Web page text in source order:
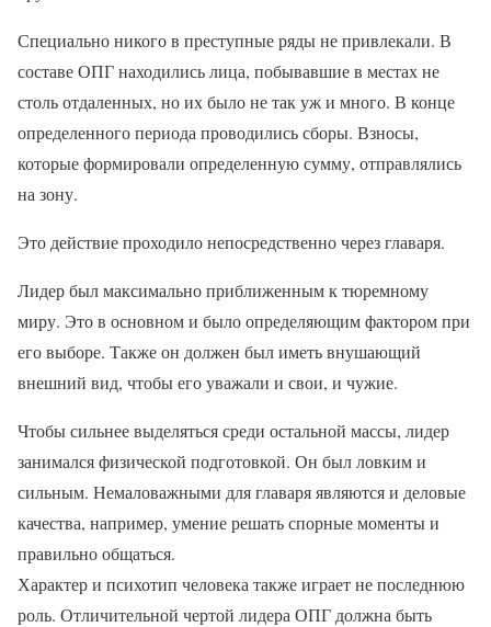
Специально никого в преступные ряды не привлекали. В
составе ОПГ находились лица, побывавшие в местах не
столь отдаленных, но их было не так уж и много. В конце
определенного периода проводились сборы. Взносы,
которые формировали определенную сумму, отправлялись
на зону.
Это действие проходило непосредственно через главаря.
Лидер был максимально приближенным к тюремному
миру. Это в основном и было определяющим фактором при
его выборе. Также он должен был иметь внушающий
внешний вид, чтобы его уважали и свои, и чужие.
Чтобы сильнее выделяться среди остальной массы, лидер
занимался физической подготовкой. Он был ловким и
сильным. Немаловажными для главаря являются и деловые
качества, например, умение решать спорные моменты и
правильно общаться.
Характер и психотип человека также играет не последнюю
роль. Отличительной чертой лидера ОПГ должна быть